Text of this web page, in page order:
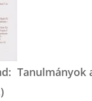
Tanulmányok